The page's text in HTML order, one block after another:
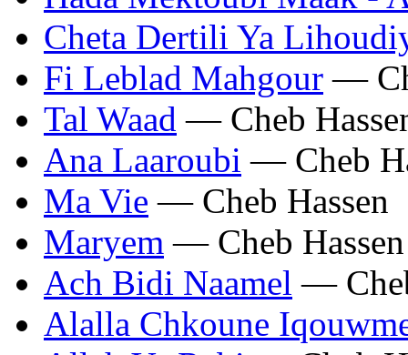
Cheta Dertili Ya
Fi Leblad Mahgour —
Tal Waad — Cheb
Ana Laaroubi — Cheb
Ma Vie — Cheb Hassen
Maryem — Cheb Hassen
Ach Bidi Naamel —
Alalla Chkoune